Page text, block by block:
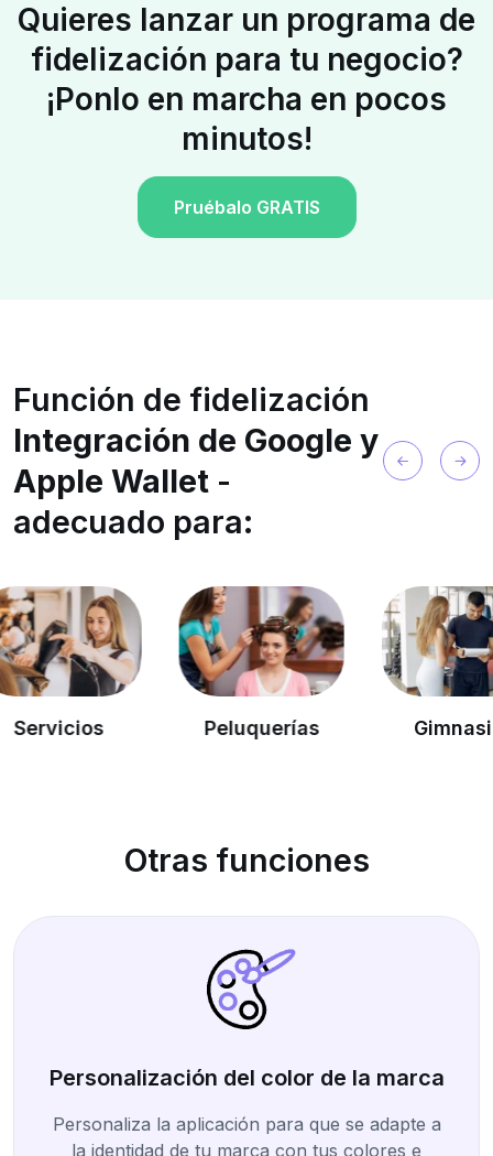
Quieres lanzar un programa de
fidelización para tu negocio?
¡Ponlo en marcha en pocos
minutos!
Pruébalo GRATIS
Función de fidelización
Integración de Google y
Apple Wallet -
adecuado para:
Peluquerías Gimnasios
Otras funciones
Personalización del color de la marca
Personaliza la aplicación para que se adapte a
la identidad de tu marca con tus colores e